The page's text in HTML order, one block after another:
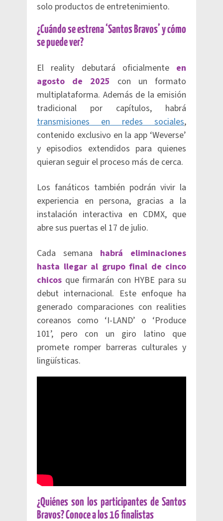
solo productos de entretenimiento.
¿Cuándo se estrena ‘Santos Bravos’ y cómo
se puede ver?
El reality debutará oficialmenteen
agosto de 2025 con un formato
multiplataforma. Además de la emisión
tradicional por capítulos, habrá
transmisiones en redes sociales,
contenido exclusivo en la app ‘Weverse’
y episodios extendidos para quienes
quieran seguir el proceso más de cerca.
Los fanáticos también podrán vivir la
experiencia en persona, gracias a la
instalación interactiva en CDMX, que
abre sus puertas el 17 de julio.
Cada semana habrá eliminaciones
hasta llegar al grupo final de cinco
chicos que firmarán con HYBE para su
debut internacional. Este enfoque ha
generado comparaciones con realities
coreanos como ‘I-LAND’ o ‘Produce
101’, pero con un giro latino que
promete romper barreras culturales y
lingüísticas.
¿Quiénes son los participantes de Santos
Bravos? Conoce a los 16 finalistas